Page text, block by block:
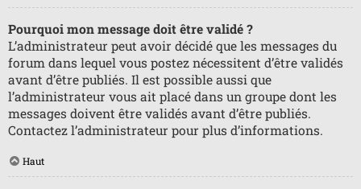
Pourquoi mon message doit être validé ?
L’administrateur peut avoir décidé que les messages du
forum dans lequel vous postez nécessitent d’être validés
avant d’être publiés. Il est possible aussi que
l’administrateur vous ait placé dans un groupe dont les
messages doivent être validés avant d’être publiés.
Contactez l’administrateur pour plus d’informations.
Haut